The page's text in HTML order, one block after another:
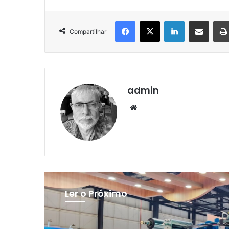
Compartilhar
Facebook
X LinkedinCompartilhar via e-mail
admin
Ler o Próximo